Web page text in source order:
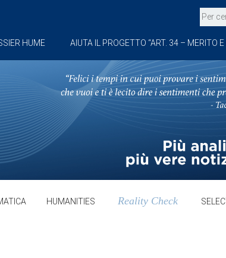
HUME AIUTA IL PROGETTO “ART. 34 – MERITO
HUMANITIES Reality Check